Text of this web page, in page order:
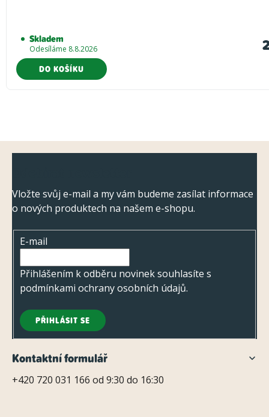
Skladem
Odesíláme 8.8.2026
DO KOŠÍKU
Vložte svůj e-mail a my vám budeme zasílat informace
o nových produktech na našem e-shopu.
E-mail
Přihlášením k odběru novinek souhlasíte s
podmínkami ochrany osobních údajů.
PŘIHLÁSIT SE
Kontaktní formulář
+420 720 031 166 od 9:30 do 16:30